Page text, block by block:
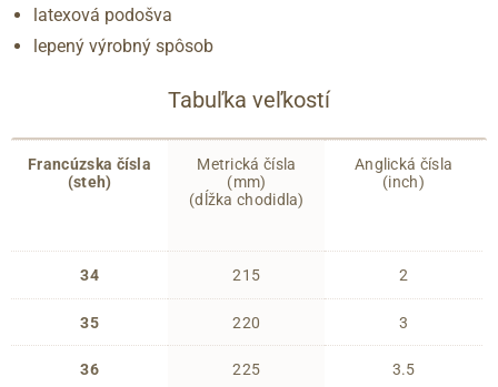
latexová podošva
lepený výrobný spôsob
Tabuľka veľkostí
Francúzska čísla
(steh)
34
35
36
Metrická čísla
(mm)
(dĺžka chodidla)
215
220
225
Anglická čísla
(inch)
2
3
3.5